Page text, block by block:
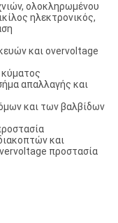
ολοκληρωμένου
ηλεκτρονικός,
και overvoltage
απαλλαγής και
και των βαλβίδων
και
προστασία